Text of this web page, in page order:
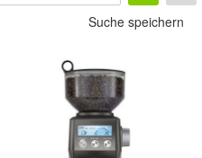
Suche speichern